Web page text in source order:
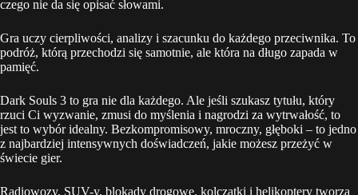
czego nie da się opisać słowami.
Gra uczy cierpliwości, analizy i szacunku do każdego przeciwnika. To
podróż, którą przechodzi się samotnie, ale która na długo zapada w
pamięć.
Dark Souls 3 to gra nie dla każdego. Ale jeśli szukasz tytułu, który
rzuci Ci wyzwanie, zmusi do myślenia i nagrodzi za wytrwałość, to
jest to wybór idealny. Bezkompromisowy, mroczny, głęboki – to jedno
z najbardziej intensywnych doświadczeń, jakie możesz przeżyć w
świecie gier.
Radiowozy, SUV-y, blokady drogowe, kolczatki i helikoptery tworzą